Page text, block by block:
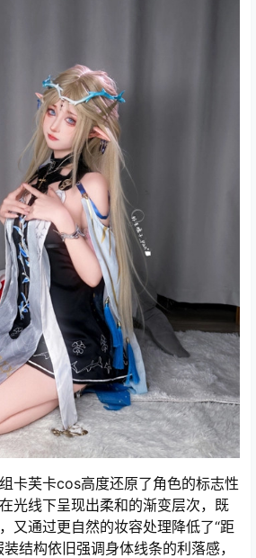
卡芙卡cos高度还原了角色的标志性
光线下呈现出柔和的渐变层次，既
又通过更自然的妆容处理降低了“距
结构依旧强调身体线条的利落感，